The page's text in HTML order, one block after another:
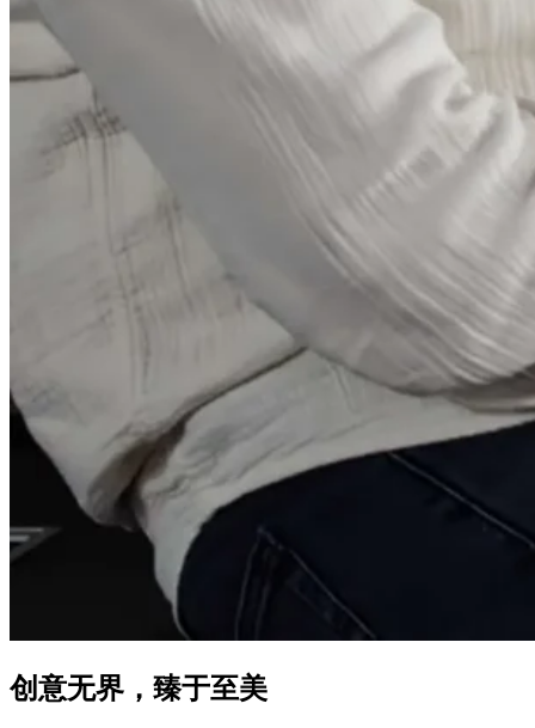
创意无界，臻于至美